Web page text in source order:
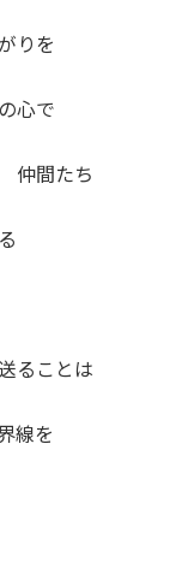
りを
心で
仲間たち
ることは
線を